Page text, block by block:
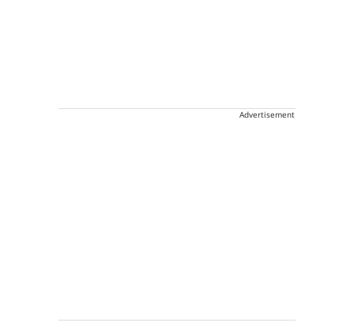
Advertisement